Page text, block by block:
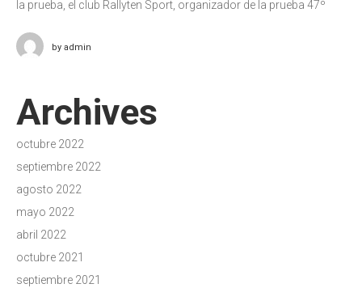
la prueba, el club Rallyten Sport, organizador de la prueba 47º
by admin
Archives
octubre 2022
septiembre 2022
agosto 2022
mayo 2022
abril 2022
octubre 2021
septiembre 2021